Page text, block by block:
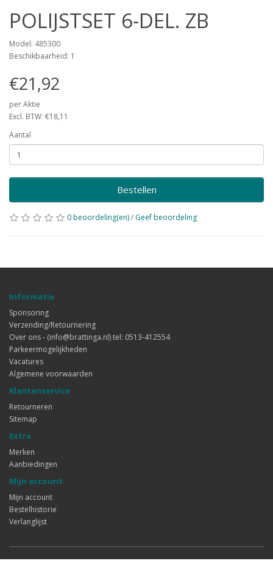
POLIJSTSET 6-DEL. ZB
Model: 485300
Beschikbaarheid: 1
€21,92
per Aktie
Excl. BTW: €18,11
Aantal
Bestellen
0 beoordeling(en)/ Geef beoordeling
Informatie
Sponsoring
Verzending/Retournering
Over ons - (info@brattinga.nl) tel: 0513-412554
Parkeermogelijkheden
Vacatures
Algemene voorwaarden
Klantenservice
Retourneren
Sitemap
Extra
Merken
Aanbiedingen
Mijn account
Mijn account
Bestelhistorie
Verlanglijst